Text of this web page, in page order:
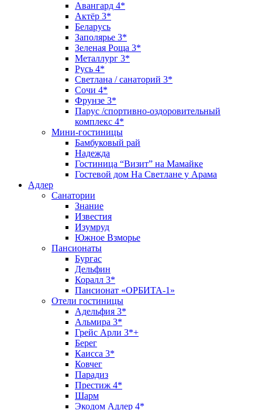
Авангард 4*
Актёр 3*
Беларусь
Заполярье 3*
Зеленая Роща 3*
Металлург 3*
Русь 4*
Светлана / санаторий 3*
Сочи 4*
Фрунзе 3*
Парус /спортивно-оздоровительный
комплекс 4*
Мини-гостиницы
Бамбуковый рай
Надежда
Гостиница “Визит” на Мамайке
Гостевой дом На Светлане у Арама
Адлер
Санатории
Знание
Известия
Изумруд
Южное Взморье
Пансионаты
Бургас
Дельфин
Коралл 3*
Пансионат «ОРБИТА-1»
Отели гостиницы
Адельфия 3*
Альмира 3*
Грейс Арли 3*+
Берег
Каисса 3*
Ковчег
Парадиз
Престиж 4*
Шарм
Экодом Адлер 4*